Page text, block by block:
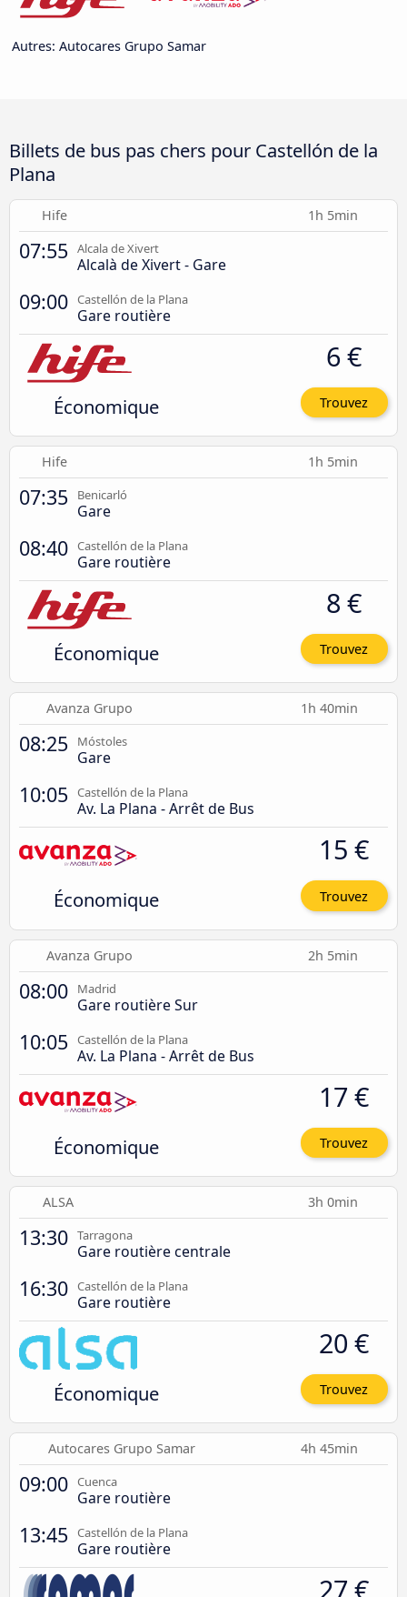
Autres: Autocares Grupo Samar
Billets de bus pas chers pour Castellón de la
Plana
Hife 1h 5min
07:55 Alcala de Xivert
Alcalà de Xivert - Gare
09:00 Castellón de la Plana
Gare routière
Économique
6 €
Trouvez
Hife 1h 5min
07:35 Benicarló
Gare
08:40 Castellón de la Plana
Gare routière
Économique
8 €
Trouvez
Avanza Grupo 1h 40min
08:25 Móstoles
Gare
10:05 Castellón de la Plana
Av. La Plana - Arrêt de Bus
Économique
15 €
Trouvez
Avanza Grupo 2h 5min
08:00 Madrid
Gare routière Sur
10:05 Castellón de la Plana
Av. La Plana - Arrêt de Bus
Économique
17 €
Trouvez
ALSA 3h 0min
13:30 Tarragona
Gare routière centrale
16:30 Castellón de la Plana
Gare routière
Économique
20 €
Trouvez
Autocares Grupo Samar 4h 45min
09:00 Cuenca
Gare routière
13:45 Castellón de la Plana
Gare routière
27 €